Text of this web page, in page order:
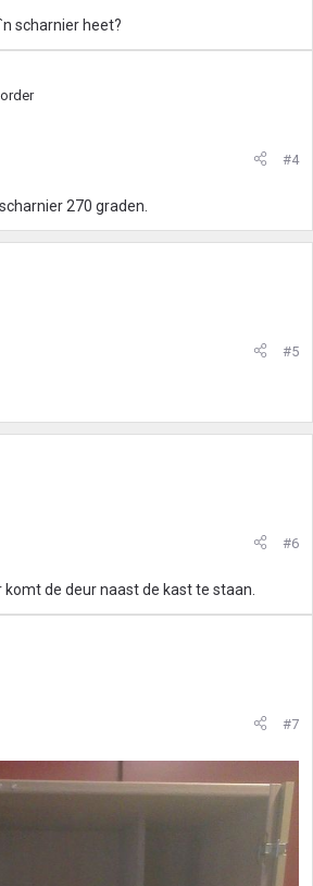
scharnier heet?
#4
270 graden.
#5
#6
de deur naast de kast te staan.
#7